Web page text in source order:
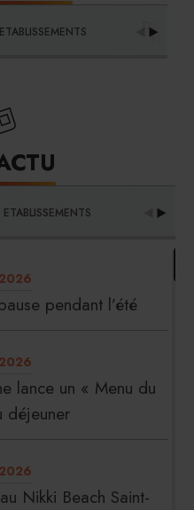
ETABLISSEMENTS
ETABLISSEMENTS
pendant l’été
lance un « Menu du
déjeuner
Nikki Beach Saint-